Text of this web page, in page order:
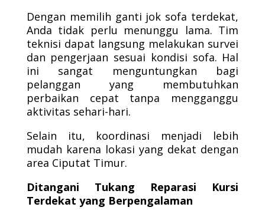
Dengan memilih ganti jok sofa terdekat,
Anda tidak perlu menunggu lama. Tim
teknisi dapat langsung melakukan survei
dan pengerjaan sesuai kondisi sofa. Hal
ini sangat menguntungkan bagi
pelanggan yang membutuhkan
perbaikan cepat tanpa mengganggu
aktivitas sehari-hari.
Selain itu, koordinasi menjadi lebih
mudah karena lokasi yang dekat dengan
area Ciputat Timur.
Ditangani Tukang Reparasi Kursi
Terdekat yang Berpengalaman